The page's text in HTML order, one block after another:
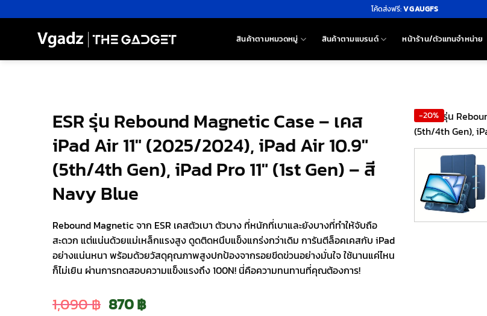
ไป
โค้ดส่งฟรี:VGAUGFS
สินค้าตามหมวดหมู่ สินค้าตามแบรนด์ หน้าร้าน/ตัวแทนจำหน่าย
ESR รุ่น Rebound Magnetic Case – เคส
iPad Air 11″ (2025/2024), iPad Air 10.9″
(5th/4th Gen), iPad Pro 11″ (1st Gen) – สี
Navy Blue
Rebound Magnetic จาก ESR เคสตัวเบา ตัวบาง ที่หนักที่เบาและยังบางที่ทำให้จับถือ
สะดวก แต่แน่นด้วยแม่เหล็กแรงสูง ดูดติดหนึบแข็งแกร่งกว่าเดิม การันตีล็อคเคสกับ iPad
อย่างแน่นหนา พร้อมด้วยวัสดุคุณภาพสูงปกป้องจากรอยขีดข่วนอย่างมั่นใจ ใช้นานแค่ไหน
ก็ไม่เยิน ผ่านการทดสอบความแข็งแรงถึง 100N! นี่คือความทนทานที่คุณต้องการ!
1,090฿ Original
870฿Current
-20%